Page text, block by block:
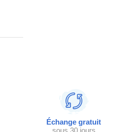
Échange gratuit
sous 30 jours